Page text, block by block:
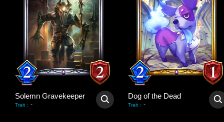
Solemn Gravekeeper
Trait : -
Dog of the Dead
Trait : -